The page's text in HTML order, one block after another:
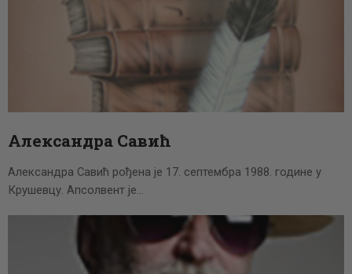
Александра Савић
Александра Савић рођена је 17. септембра 1988. године у
Крушевцу. Апсолвент је…